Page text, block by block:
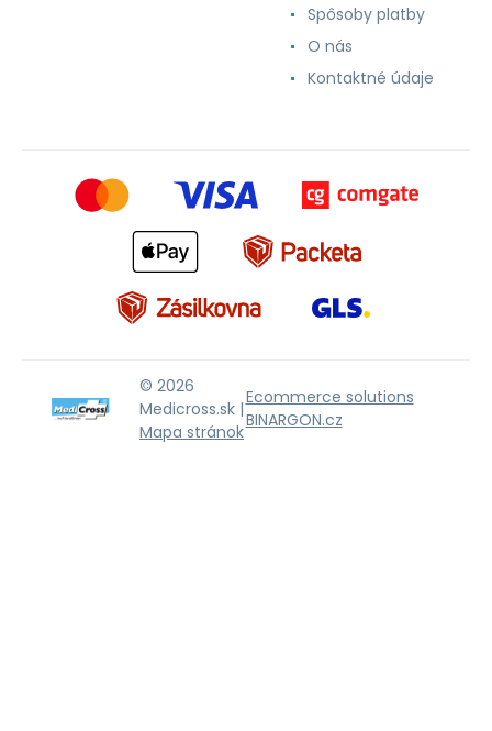
Spôsoby platby
O nás
Kontaktné údaje
© 2026
Medicross.sk |
Mapa stránok
Ecommerce solutions
BINARGON.cz